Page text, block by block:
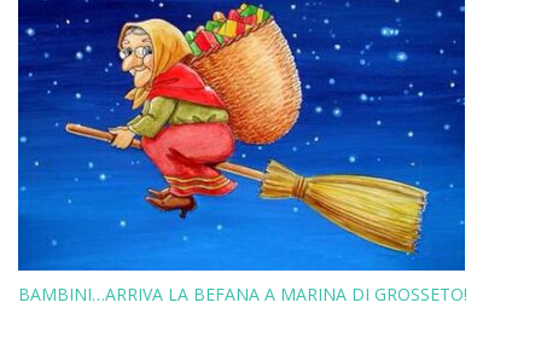
BAMBINI…ARRIVA LA BEFANA A MARINA DI GROSSETO!